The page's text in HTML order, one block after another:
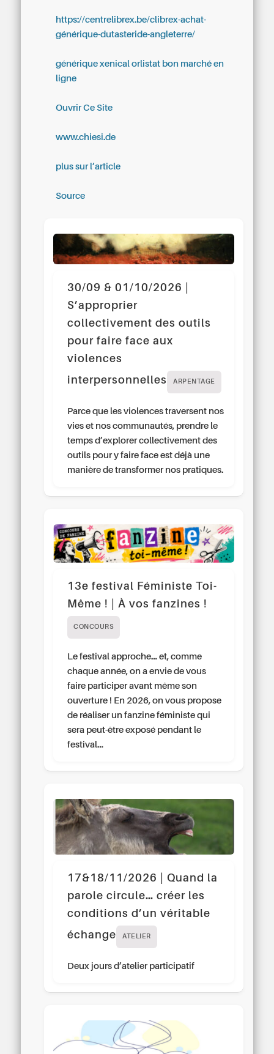
https://centrelibrex.be/clibrex-achat-
générique-dutasteride-angleterre/
générique xenical orlistat bon marché en
ligne
Ouvrir Ce Site
www.chiesi.de
plus sur l’article
Source
30/09 & 01/10/2026 |
S’approprier
collectivement des outils
pour faire face aux
violences
interpersonnelles
ARPENTAGE
Parce que les violences traversent nos
vies et nos communautés, prendre le
temps d’explorer collectivement des
outils pour y faire face est déjà une
manière de transformer nos pratiques.
13e festival Féministe Toi-
Même ! | À vos fanzines !
CONCOURS
Le festival approche… et, comme
chaque année, on a envie de vous
faire participer avant même son
ouverture ! En 2026, on vous propose
de réaliser un fanzine féministe qui
sera peut-être exposé pendant le
festival…
17&18/11/2026 | Quand la
parole circule… créer les
conditions d’un véritable
échange
ATELIER
Deux jours d’atelier participatif